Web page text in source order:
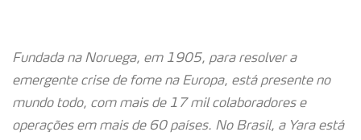
Fundada na Noruega, em 1905, para resolver a
emergente crise de fome na Europa, está presente no
mundo todo, com mais de 17 mil colaboradores e
operações em mais de 60 países. No Brasil, a Yara está